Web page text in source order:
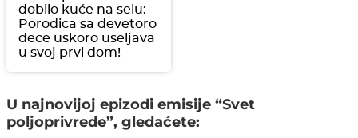
dobilo kuće na selu:
Porodica sa devetoro
dece uskoro useljava
u svoj prvi dom!
U najnovijoj epizodi emisije “Svet
poljoprivrede”, gledaćete: